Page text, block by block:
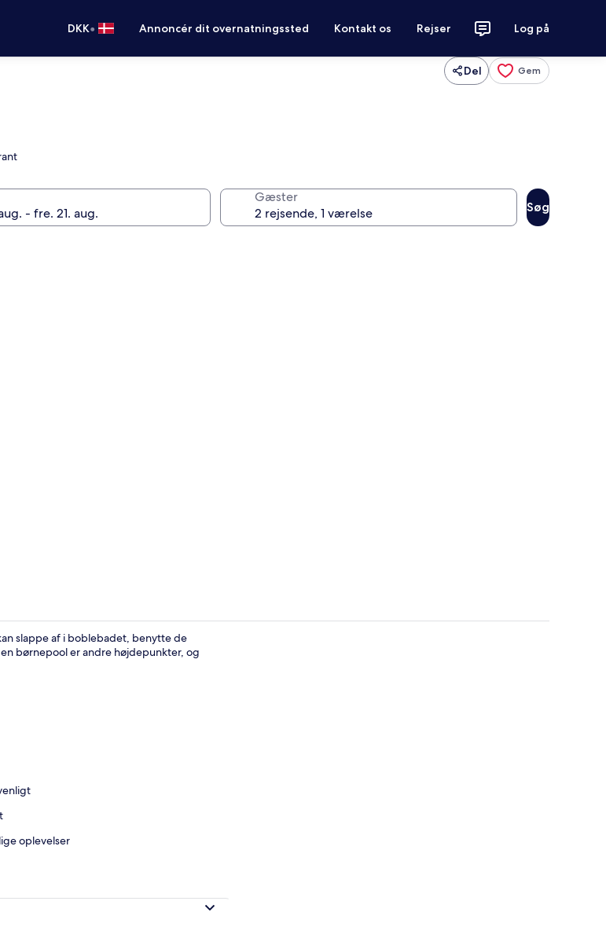
DKK• Annoncér dit overnatningssted Kontakt os Rejser Log på
Del Gem
Gæster
Søg
slappe af i boblebadet, benytte de
børnepool er andre højdepunkter, og
oplevelser